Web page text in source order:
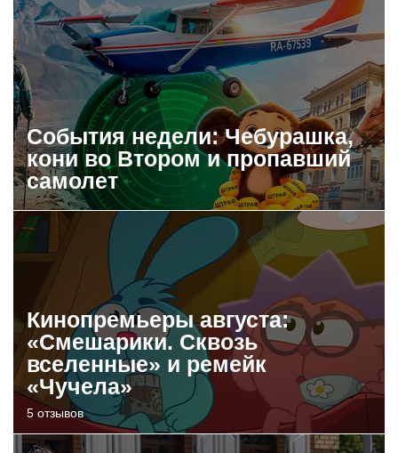
События недели: Чебурашка,
кони во Втором и пропавший
самолет
Кинопремьеры августа:
«Смешарики. Сквозь
вселенные» и ремейк
«Чучела»
5 отзывов